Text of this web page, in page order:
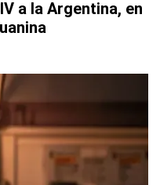
a la Argentina, en